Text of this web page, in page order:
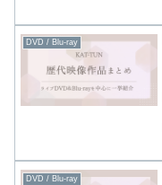
DVD / Blu-ray
DVD / Blu-ray